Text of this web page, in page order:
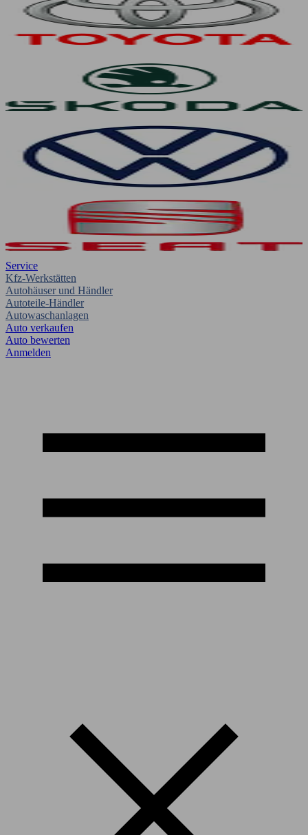
Service
Kfz-Werkstätten
Autohäuser und Händler
Autoteile-Händler
Autowaschanlagen
Auto verkaufen
Auto bewerten
Anmelden